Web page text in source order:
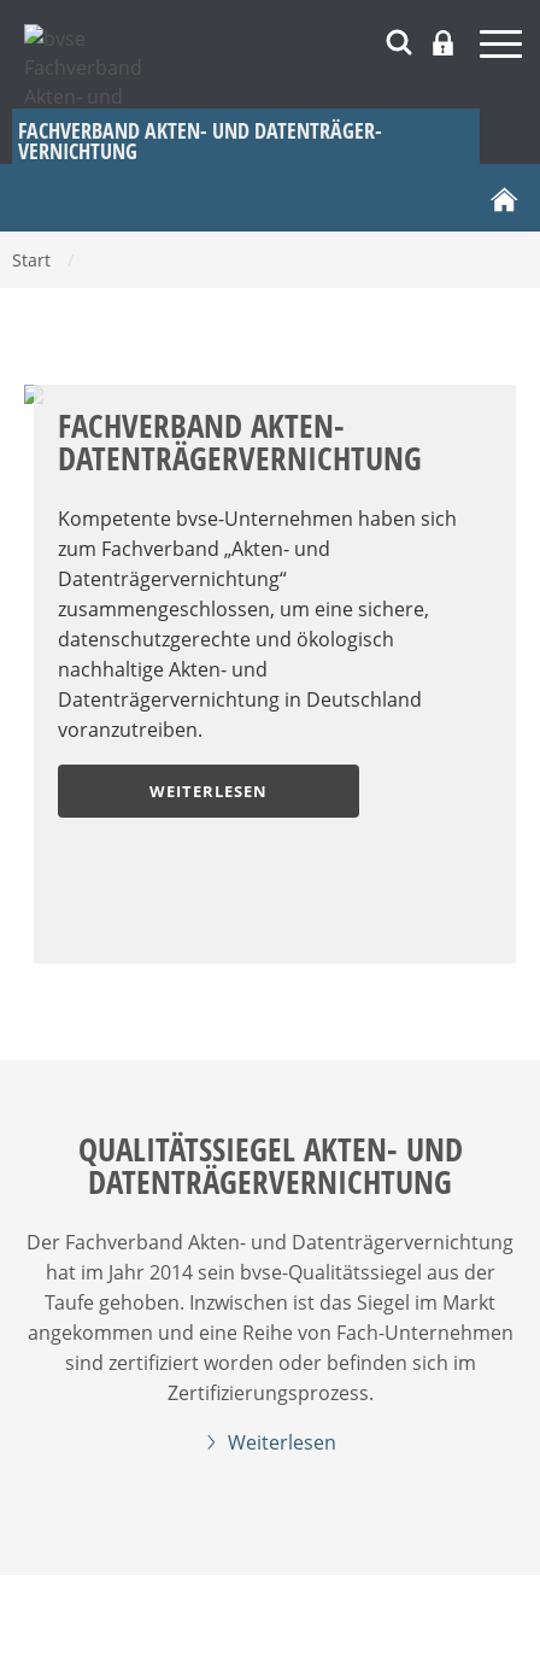
FACHVERBAND AKTEN- UND DATENTRÄGER­
VERNICHTUNG
Start
FACHVERBAND AKTEN-
DATENTRÄGERVERNICHTUNG
Kompetente bvse-Unternehmen haben sich
zum Fachverband „Akten- und
Datenträgervernichtung“
zusammengeschlossen, um eine sichere,
datenschutzgerechte und ökologisch
nachhaltige Akten- und
Datenträgervernichtung in Deutschland
voranzutreiben.
WEITERLESEN
QUALITÄTSSIEGEL AKTEN- UND
DATENTRÄGERVERNICHTUNG
Der Fachverband Akten- und Datenträgervernichtung
hat im Jahr 2014 sein bvse-Qualitätssiegel aus der
Taufe gehoben. Inzwischen ist das Siegel im Markt
angekommen und eine Reihe von Fach-Unternehmen
sind zertifiziert worden oder befinden sich im
Zertifizierungsprozess.
Weiterlesen